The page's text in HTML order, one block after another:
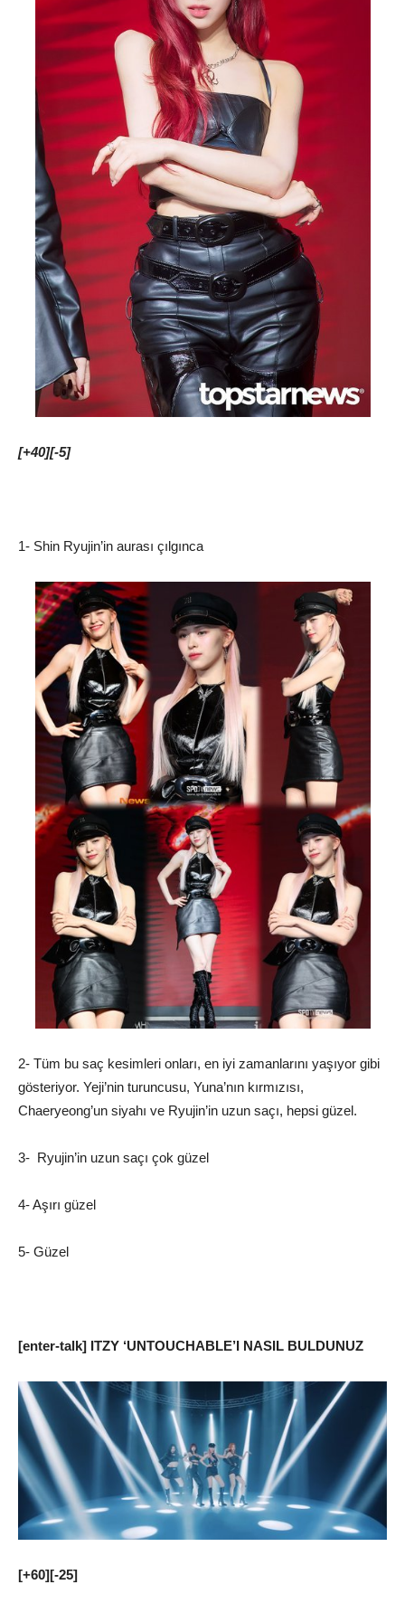
[+40][-5]
1- Shin Ryujin’in aurası çılgınca
2- Tüm bu saç kesimleri onları, en iyi zamanlarını yaşıyor gibi
gösteriyor. Yeji’nin turuncusu, Yuna’nın kırmızısı,
Chaeryeong’un siyahı ve Ryujin’in uzun saçı, hepsi güzel.
3- Ryujin’in uzun saçı çok güzel
4- Aşırı güzel
5- Güzel
[enter-talk] ITZY ‘UNTOUCHABLE’I NASIL BULDUNUZ
[+60][-25]